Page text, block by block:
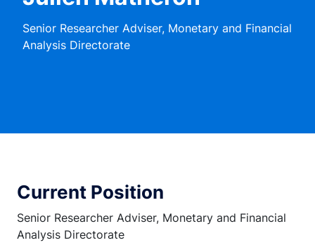
Senior Researcher Adviser, Monetary and Financial
Analysis Directorate
Current Position
Senior Researcher Adviser, Monetary and Financial
Analysis Directorate